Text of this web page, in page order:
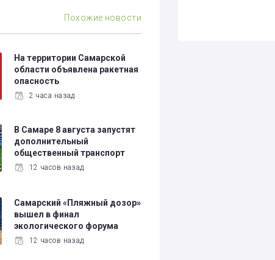
Похожие новости
На территории Самарской
области объявлена ракетная
опасность
2 часа назад
В Самаре 8 августа запустят
дополнительный
общественный транспорт
12 часов назад
Самарский «Пляжный дозор»
вышел в финал
экологического форума
12 часов назад